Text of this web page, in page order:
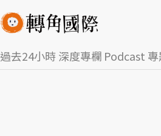
過去24小時深度專欄 Podcast